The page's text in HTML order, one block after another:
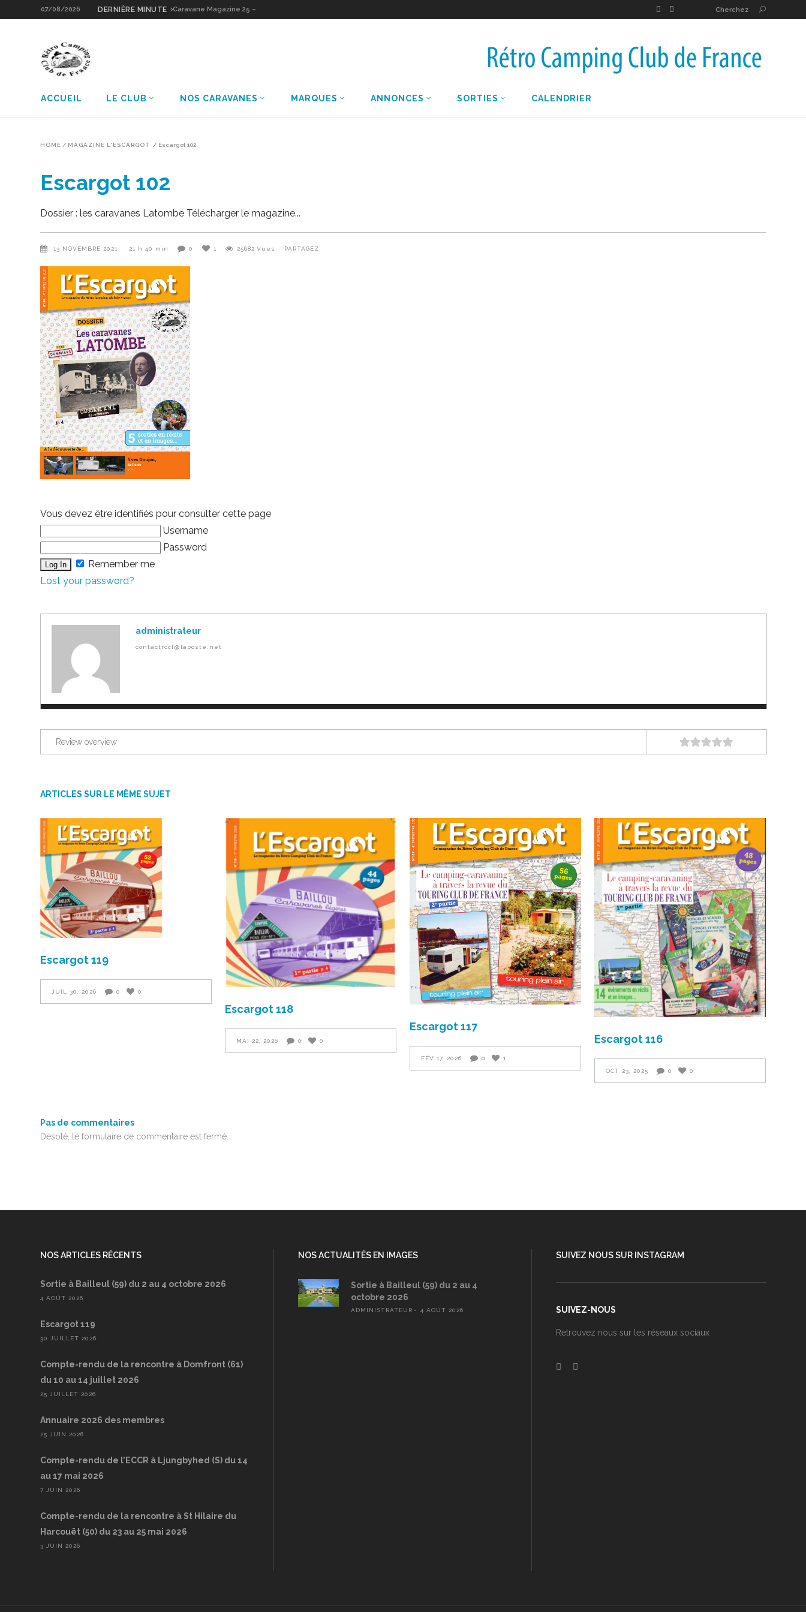
07/08/2026 DERNIÈRE MINUTE Caravane Magazine 25 – Cherchez
ACCUEIL LE CLUB NOS CARAVANES MARQUES ANNONCES SORTIES CALENDRIER
HOME / MAGAZINE L'ESCARGOT / Escargot 102
Escargot 102
Dossier : les caravanes Latombe Télécharger le magazine
13 NOVEMBRE 2021 21 h 40 min 0 1 25682 Vues PARTAGEZ
Vous devez être identifiés pour consulter cette page
Username
Password
Remember me
Lost your password?
administrateur
contactrccf@laposte.net
Review overview
ARTICLES SUR LE MÊME SUJET
Escargot 119
JUIL 30, 2026 0 0
Escargot 118
MAI 22, 2026 0 0
Escargot 117
FÉV 17, 2026 0 1
Escargot 116
OCT 23, 2025 0 0
Pas de commentaires
Désolé, le formulaire de commentaire est fermé.
NOS ARTICLES RÉCENTS
Sortie à Bailleul (59) du 2 au 4 octobre 2026
4 AOÛT 2026
Escargot 119
30 JUILLET 2026
Compte-rendu de la rencontre à Domfront (61)
du 10 au 14 juillet 2026
25 JUILLET 2026
Annuaire 2026 des membres
25 JUIN 2026
Compte-rendu de l’ECCR à Ljungbyhed (S) du 14
au 17 mai 2026
7 JUIN 2026
Compte-rendu de la rencontre à St Hilaire du
Harcouët (50) du 23 au 25 mai 2026
3 JUIN 2026
NOS ACTUALITÉS EN IMAGES
Sortie à Bailleul (59) du 2 au 4
octobre 2026
ADMINISTRATEUR 4 AOÛT 2026
SUIVEZ NOUS SUR INSTAGRAM
SUIVEZ-NOUS
Retrouvez nous sur les réseaux sociaux